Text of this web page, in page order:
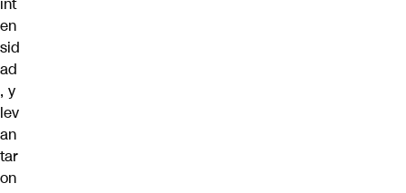
en
sid
ad
, y
lev
an
tar
on